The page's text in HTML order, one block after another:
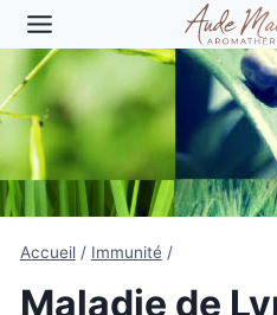
Aller
au
contenu
Accueil / Immunité /
Maladie de